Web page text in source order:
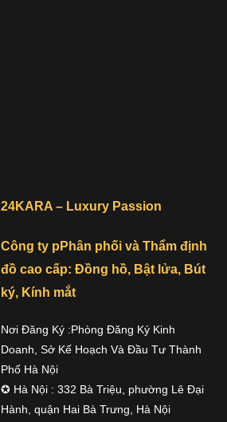
24KARA – Luxury Passion
Công ty pPhân phối và Thẩm định
đồ cao cấp: Đồng hồ, Bật lửa, Bút
ký, Kính mắt
Nơi Đăng Ký :Phòng Đăng Ký Kinh
Doanh, Sở Kế Hoạch Và Đầu Tư Thành
Phố Hà Nội
✪ Hà Nội : 332 Bà Triệu, phường Lê Đại
Hành, quận Hai Bà Trưng, Hà Nội